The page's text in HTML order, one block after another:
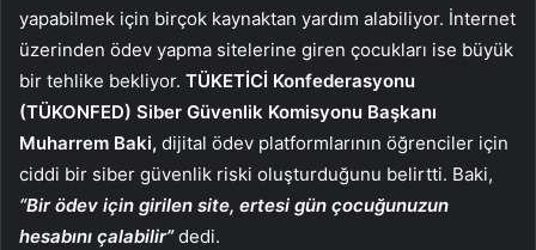
yapabilmek için birçok kaynaktan yardım alabiliyor. İnternet
üzerinden ödev yapma sitelerine giren çocukları ise büyük
bir tehlike bekliyor. TÜKETİCİ Konfederasyonu
(TÜKONFED) Siber Güvenlik Komisyonu Başkanı
Muharrem Baki, dijital ödev platformlarının öğrenciler için
ciddi bir siber güvenlik riski oluşturduğunu belirtti. Baki,
“Bir ödev için girilen site, ertesi gün çocuğunuzun
hesabını çalabilir”dedi.